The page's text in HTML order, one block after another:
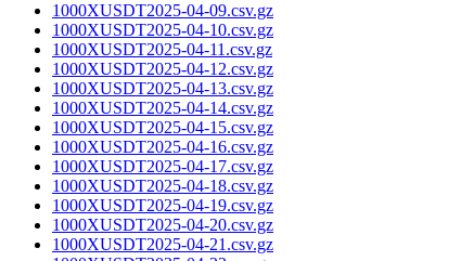
1000XUSDT2025-04-09.csv.gz
1000XUSDT2025-04-10.csv.gz
1000XUSDT2025-04-11.csv.gz
1000XUSDT2025-04-12.csv.gz
1000XUSDT2025-04-13.csv.gz
1000XUSDT2025-04-14.csv.gz
1000XUSDT2025-04-15.csv.gz
1000XUSDT2025-04-16.csv.gz
1000XUSDT2025-04-17.csv.gz
1000XUSDT2025-04-18.csv.gz
1000XUSDT2025-04-19.csv.gz
1000XUSDT2025-04-20.csv.gz
1000XUSDT2025-04-21.csv.gz